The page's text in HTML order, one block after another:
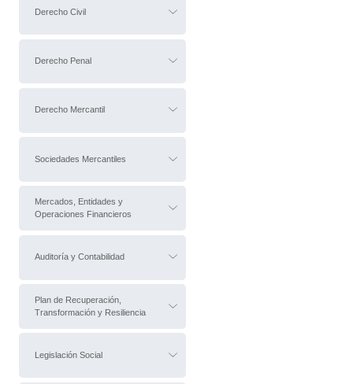
Derecho Civil
Derecho Penal
Derecho Mercantil
Sociedades Mercantiles
Mercados, Entidades y
Operaciones Financieros
Auditoría y Contabilidad
Plan de Recuperación,
Transformación y Resiliencia
Legislación Social